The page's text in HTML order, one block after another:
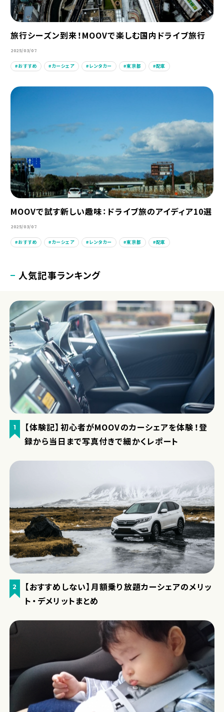
旅行シーズン到来！MOOVで楽しむ国内ドライブ旅行
2025/03/07
おすすめ カーシェア レンタカー 東京都 配車
MOOVで試す新しい趣味：ドライブ旅のアイディア10選
2025/03/07
おすすめ カーシェア レンタカー 東京都 配車
人気記事ランキング
1
【体験記】初心者がMOOVのカーシェアを体験！登
録から当日まで写真付きで細かくレポート
2
【おすすめしない】月額乗り放題カーシェアのメリッ
ト・デメリットまとめ